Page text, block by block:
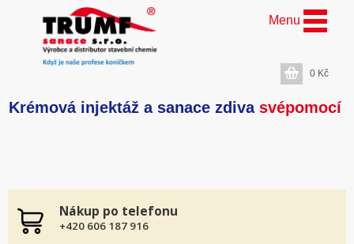
Krémová injektáž a sanace zdiva svépomocí
Menu
0 Kč
Nákup po telefonu
+420 606 187 916